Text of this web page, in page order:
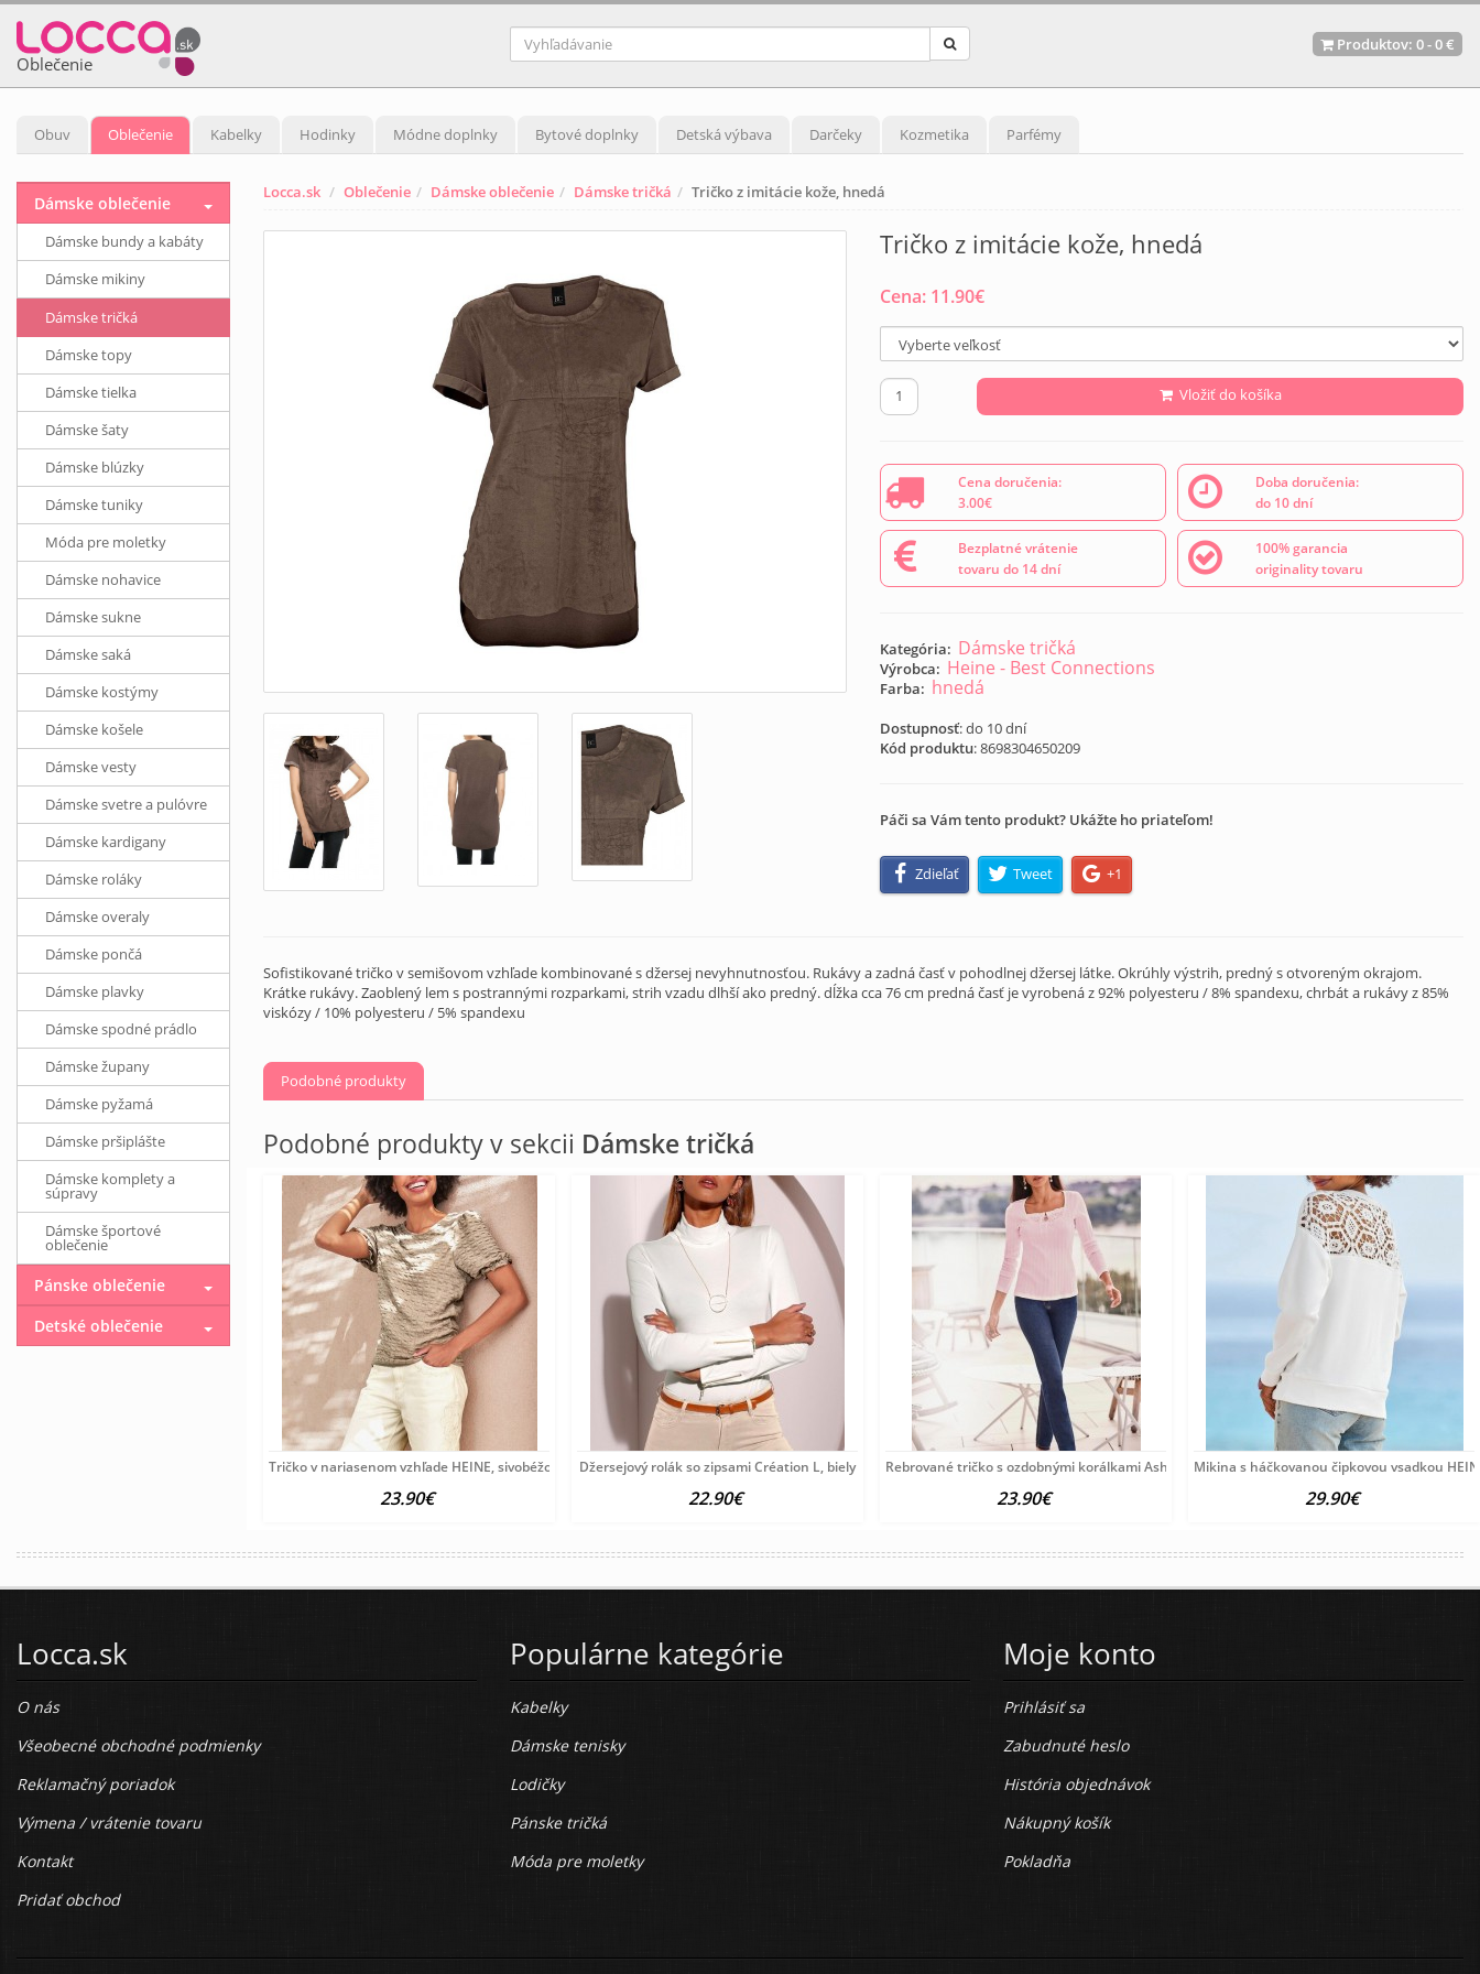
Oblečenie
Produktov: 0-0 €
Obuv Oblečenie Kabelky Hodinky Módne doplnky Bytové doplnky Detská výbava Darčeky Kozmetika Parfémy
Locca.sk Oblečenie Dámske oblečenie Dámske tričká Tričko z imitácie kože, hnedá
Tričko z imitácie kože, hnedá
Cena: 11.90€
Vložiť do košíka
Cena doručenia:
3.00€
Doba doručenia:
do 10 dní
Bezplatné vrátenie
tovaru do 14 dní
100% garancia
originality tovaru
Kategória: Dámske tričká
Výrobca: Heine - Best Connections
Farba: hnedá
Dostupnosť: do 10 dní
Kód produktu:8698304650209
Páči sa Vám tento produkt? Ukážte ho priateľom!
Zdieľať Tweet +1
Sofistikované tričko v semišovom vzhľade kombinované s džersej nevyhnutnosťou. Rukávy a zadná časť v pohodlnej džersej látke. Okrúhly výstrih, predný s otvoreným okrajom.
Krátke rukávy. Zaoblený lem s postrannými rozparkami, strih vzadu dlhší ako predný. dĺžka cca 76 cm predná časť je vyrobená z 92% polyesteru / 8% spandexu, chrbát a rukávy z 85%
viskózy / 10% polyesteru / 5% spandexu
Podobné produkty
Podobné produkty v sekcii Dámske tričká
Tričko v nariasenom vzhľade HEINE, sivobéžové
23.90€
Džersejový rolák so zipsami Création L, biely
22.90€
Rebrované tričko s ozdobnými korálkami Ashley Brooke, ružové
23.90€
Mikina s háčkovanou čipkovou vsadkou
29.90€
Dámske oblečenie
Dámske bundy a kabáty
Dámske mikiny
Dámske tričká
Dámske topy
Dámske tielka
Dámske šaty
Dámske blúzky
Dámske tuniky
Móda pre moletky
Dámske nohavice
Dámske sukne
Dámske saká
Dámske kostýmy
Dámske košele
Dámske vesty
Dámske svetre a pulóvre
Dámske kardigany
Dámske roláky
Dámske overaly
Dámske pončá
Dámske plavky
Dámske spodné prádlo
Dámske župany
Dámske pyžamá
Dámske pršiplášte
Dámske komplety a
súpravy
Dámske športové
oblečenie
Pánske oblečenie
Detské oblečenie
Locca.sk
O nás
Všeobecné obchodné podmienky
Reklamačný poriadok
Výmena / vrátenie tovaru
Kontakt
Pridať obchod
Populárne kategórie
Kabelky
Dámske tenisky
Lodičky
Pánske tričká
Móda pre moletky
Moje konto
Prihlásiť sa
Zabudnuté heslo
História objednávok
Nákupný košík
Pokladňa